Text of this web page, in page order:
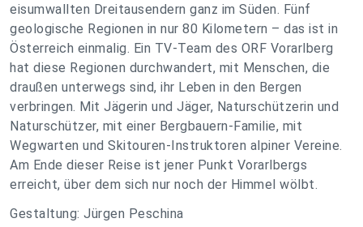
eisumwallten Dreitausendern ganz im Süden. Fünf
geologische Regionen in nur 80 Kilometern – das ist in
Österreich einmalig. Ein TV-Team des ORF Vorarlberg
hat diese Regionen durchwandert, mit Menschen, die
draußen unterwegs sind, ihr Leben in den Bergen
verbringen. Mit Jägerin und Jäger, Naturschützerin und
Naturschützer, mit einer Bergbauern-Familie, mit
Wegwarten und Skitouren-Instruktoren alpiner Vereine.
Am Ende dieser Reise ist jener Punkt Vorarlbergs
erreicht, über dem sich nur noch der Himmel wölbt.
Gestaltung: Jürgen Peschina